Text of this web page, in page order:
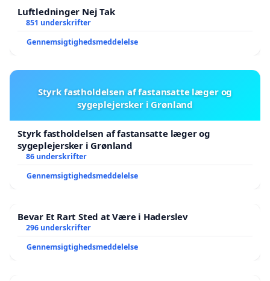
Luftledninger Nej Tak
851 underskrifter
Gennemsigtighedsmeddelelse
Styrk fastholdelsen af fastansatte læger og
sygeplejersker i Grønland
Styrk fastholdelsen af fastansatte læger og
sygeplejersker i Grønland
86 underskrifter
Gennemsigtighedsmeddelelse
Bevar Et Rart Sted at Være i Haderslev
296 underskrifter
Gennemsigtighedsmeddelelse